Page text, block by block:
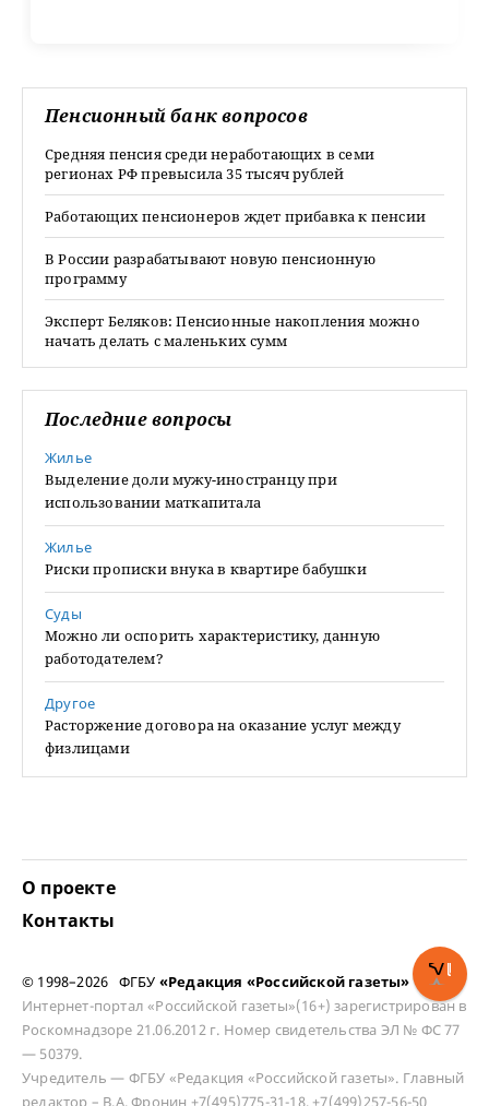
Пенсионный банк вопросов
Средняя пенсия среди неработающих в семи
регионах РФ превысила 35 тысяч рублей
Работающих пенсионеров ждет прибавка к пенсии
В России разрабатывают новую пенсионную
программу
Эксперт Беляков: Пенсионные накопления можно
начать делать с маленьких сумм
Последние вопросы
Жилье
Выделение доли мужу-иностранцу при
использовании маткапитала
Жилье
Риски прописки внука в квартире бабушки
Суды
Можно ли оспорить характеристику, данную
работодателем?
Другое
Расторжение договора на оказание услуг между
физлицами
О проекте
Контакты
© 1998–2026 ФГБУ «Редакция «Российской газеты»
Интернет-портал «Российской газеты»(16+) зарегистрирован в
Роскомнадзоре 21.06.2012 г. Номер свидетельства ЭЛ № ФС 77
— 50379.
Учредитель — ФГБУ «Редакция «Российской газеты». Главный
редактор – В.А. Фронин +7(495)775-31-18, +7(499)257-56-50